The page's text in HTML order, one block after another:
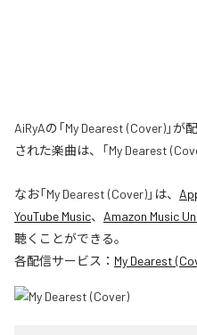
AiRyAの「My Dearest (Cover)」
された楽曲は、「My Dearest
なお「My Dearest (Cover)」は、
YouTube Music、 Amazon Music
聴くことができる。
各配信サービス： My Dearest